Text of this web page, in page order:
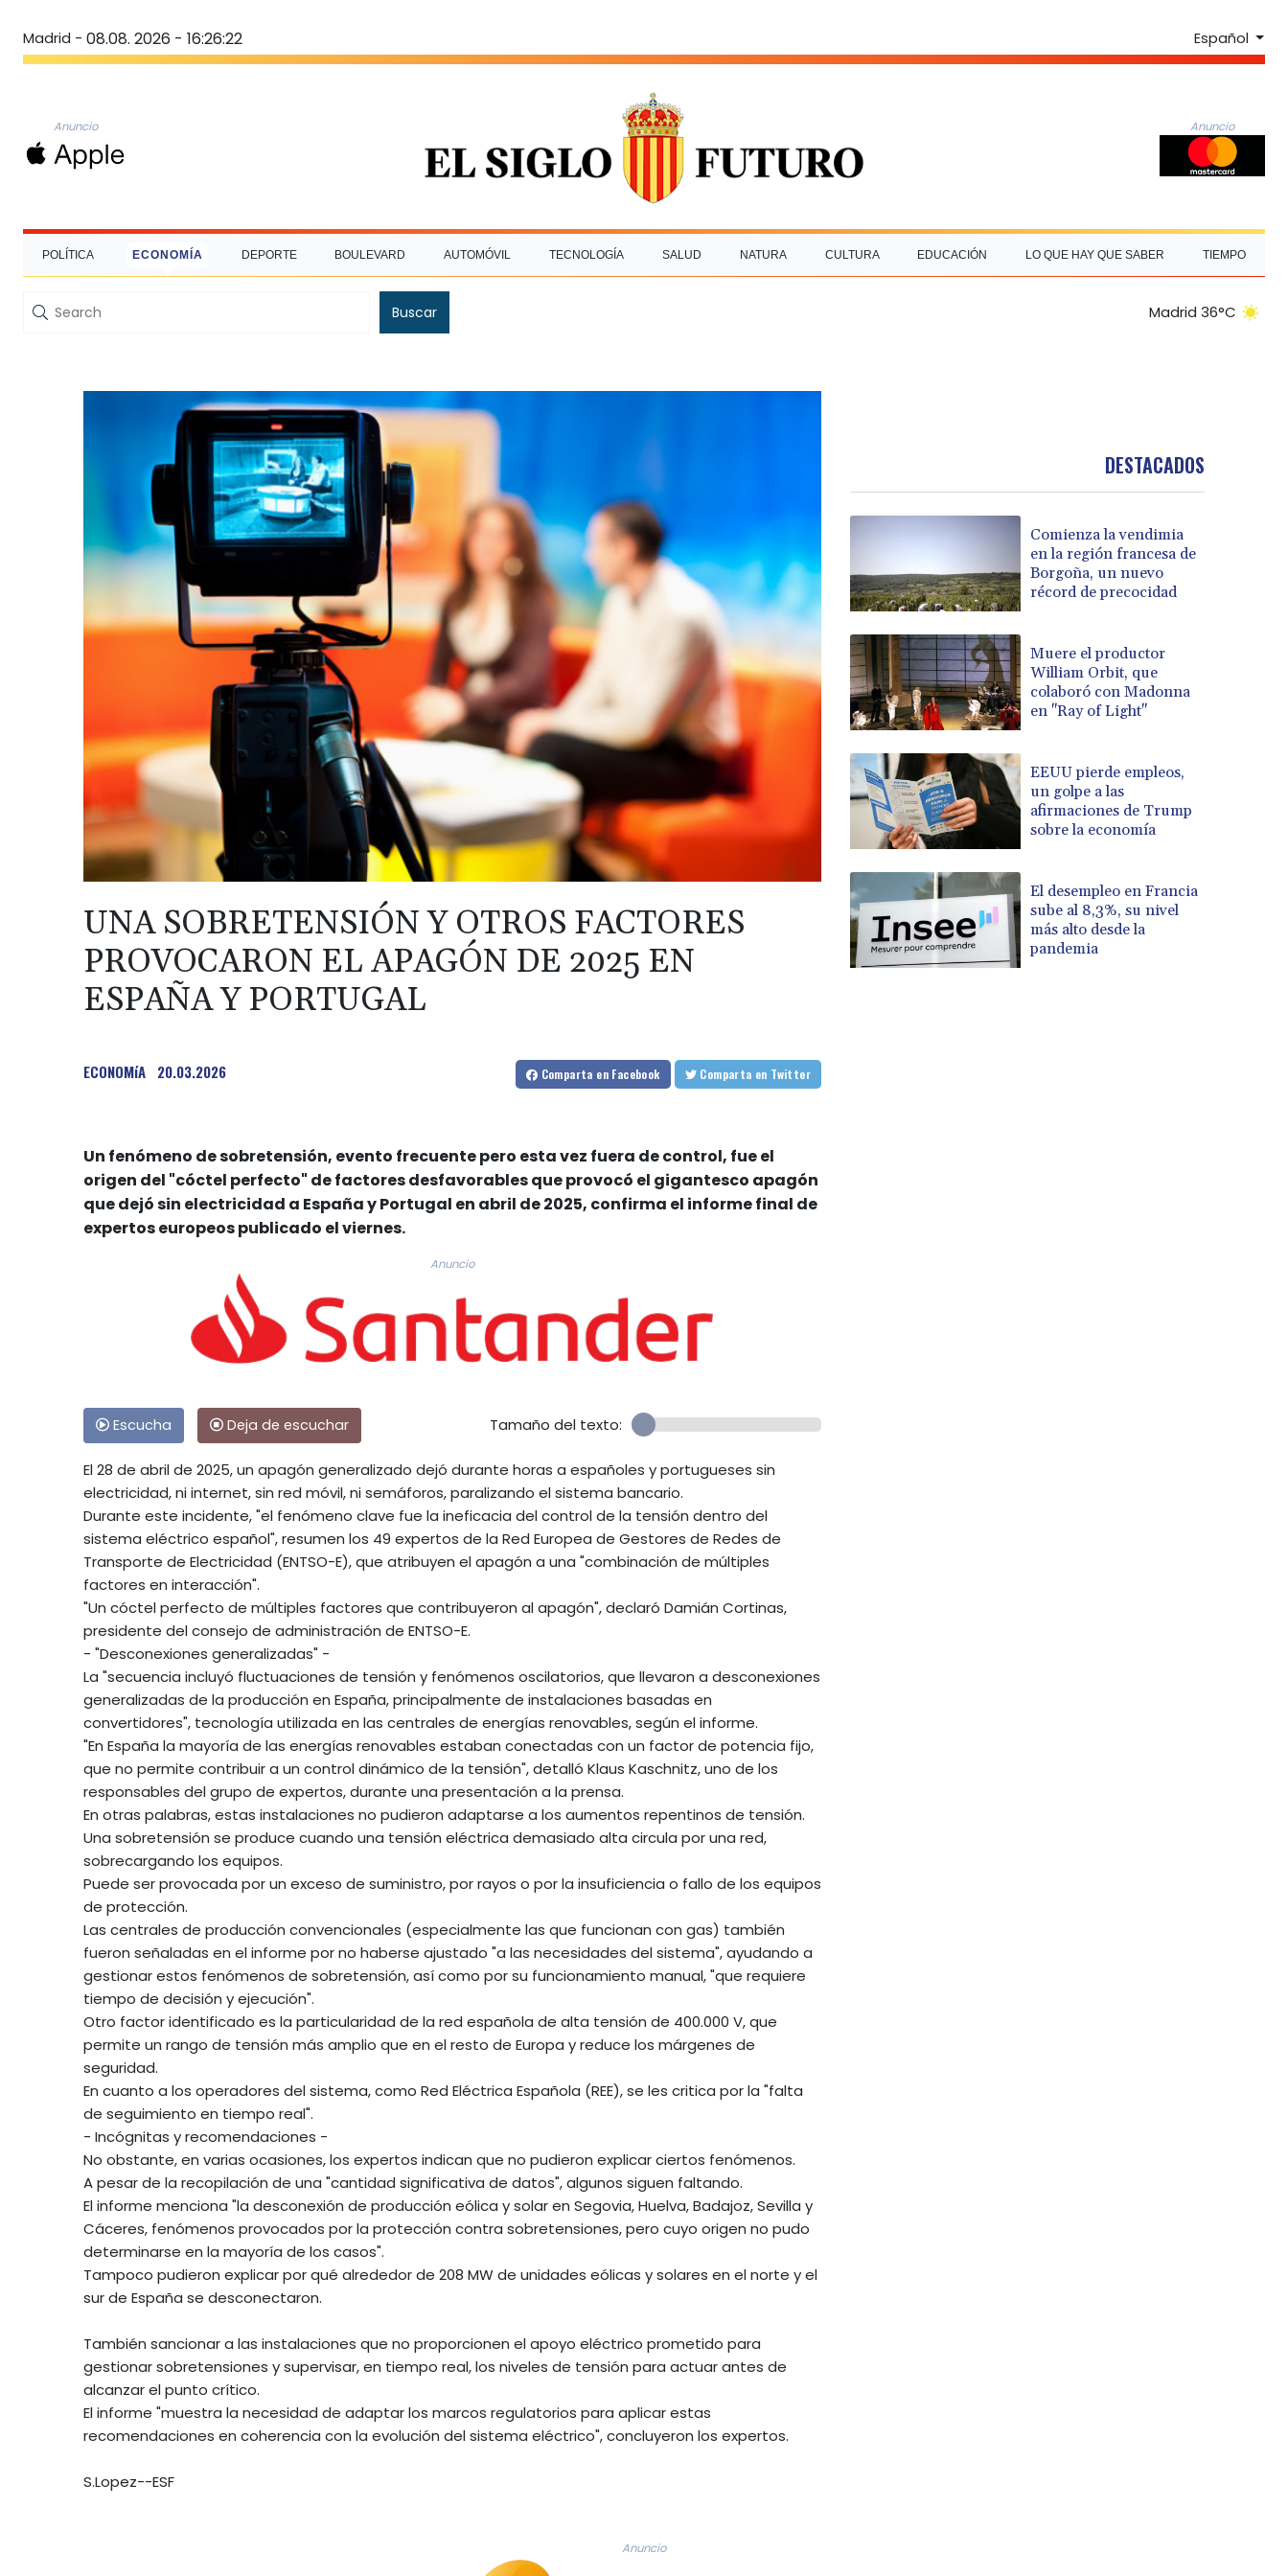
Madrid - 08.08. 2026 - 16:26:23 Español
Anuncio Anuncio
POLÍTICA ECONOMÍA DEPORTE BOULEVARD AUTOMÓVIL TECNOLOGÍA SALUD NATURA CULTURA EDUCACIÓN LO QUE HAY QUE SABER TIEMPO
Buscar Madrid 36°C
UNA SOBRETENSIÓN Y OTROS FACTORES
PROVOCARON EL APAGÓN DE 2025 EN
ESPAÑA Y PORTUGAL
ECONOMíA 20.03.2026 Comparta en Facebook Comparta en Twitter
Un fenómeno de sobretensión, evento frecuente pero esta vez fuera de control, fue el
origen del "cóctel perfecto" de factores desfavorables que provocó el gigantesco apagón
que dejó sin electricidad a España y Portugal en abril de 2025, confirma el informe final de
expertos europeos publicado el viernes.
Anuncio
Escucha Deja de escuchar Tamaño del texto:
El 28 de abril de 2025, un apagón generalizado dejó durante horas a españoles y portugueses sin
electricidad, ni internet, sin red móvil, ni semáforos, paralizando el sistema bancario.
Durante este incidente, "el fenómeno clave fue la ineficacia del control de la tensión dentro del
sistema eléctrico español", resumen los 49 expertos de la Red Europea de Gestores de Redes de
Transporte de Electricidad (ENTSO-E), que atribuyen el apagón a una "combinación de múltiples
factores en interacción".
"Un cóctel perfecto de múltiples factores que contribuyeron al apagón", declaró Damián Cortinas,
presidente del consejo de administración de ENTSO-E.
- "Desconexiones generalizadas" -
La "secuencia incluyó fluctuaciones de tensión y fenómenos oscilatorios, que llevaron a desconexiones
generalizadas de la producción en España, principalmente de instalaciones basadas en
convertidores", tecnología utilizada en las centrales de energías renovables, según el informe.
"En España la mayoría de las energías renovables estaban conectadas con un factor de potencia fijo,
que no permite contribuir a un control dinámico de la tensión", detalló Klaus Kaschnitz, uno de los
responsables del grupo de expertos, durante una presentación a la prensa.
En otras palabras, estas instalaciones no pudieron adaptarse a los aumentos repentinos de tensión.
Una sobretensión se produce cuando una tensión eléctrica demasiado alta circula por una red,
sobrecargando los equipos.
Puede ser provocada por un exceso de suministro, por rayos o por la insuficiencia o fallo de los equipos
de protección.
Las centrales de producción convencionales (especialmente las que funcionan con gas) también
fueron señaladas en el informe por no haberse ajustado "a las necesidades del sistema", ayudando a
gestionar estos fenómenos de sobretensión, así como por su funcionamiento manual, "que requiere
tiempo de decisión y ejecución".
Otro factor identificado es la particularidad de la red española de alta tensión de 400.000 V, que
permite un rango de tensión más amplio que en el resto de Europa y reduce los márgenes de
seguridad.
En cuanto a los operadores del sistema, como Red Eléctrica Española (REE), se les critica por la "falta
de seguimiento en tiempo real".
- Incógnitas y recomendaciones -
No obstante, en varias ocasiones, los expertos indican que no pudieron explicar ciertos fenómenos.
A pesar de la recopilación de una "cantidad significativa de datos", algunos siguen faltando.
El informe menciona "la desconexión de producción eólica y solar en Segovia, Huelva, Badajoz, Sevilla y
Cáceres, fenómenos provocados por la protección contra sobretensiones, pero cuyo origen no pudo
determinarse en la mayoría de los casos".
Tampoco pudieron explicar por qué alrededor de 208 MW de unidades eólicas y solares en el norte y el
sur de España se desconectaron.
También sancionar a las instalaciones que no proporcionen el apoyo eléctrico prometido para
gestionar sobretensiones y supervisar, en tiempo real, los niveles de tensión para actuar antes de
alcanzar el punto crítico.
El informe "muestra la necesidad de adaptar los marcos regulatorios para aplicar estas
recomendaciones en coherencia con la evolución del sistema eléctrico", concluyeron los expertos.
S.Lopez--ESF
DESTACADOS
Comienza la vendimia
en la región francesa de
Borgoña, un nuevo
récord de precocidad
Muere el productor
William Orbit, que
colaboró con Madonna
en "Ray of Light"
EEUU pierde empleos,
un golpe a las
afirmaciones de Trump
sobre la economía
El desempleo en Francia
sube al 8,3%, su nivel
más alto desde la
pandemia
Anuncio